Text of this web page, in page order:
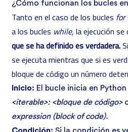
¿Cómo funcionan los bucles
Tanto en el caso de los bucles for
a los bucles while, la ejecución se
que se ha definido es verdadera.
se ejecuta mientras que si es
bloque de código un número
Inicio: El bucle inicia en
<iterable>: <bloque de código>
expression (block of code).